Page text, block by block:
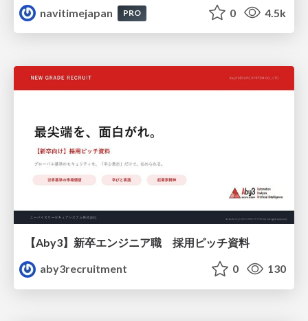
navitimejapan
PRO 0 4.5k
【Aby3】新卒エンジニア職 採用ピッチ資料
aby3recruitment
0 130